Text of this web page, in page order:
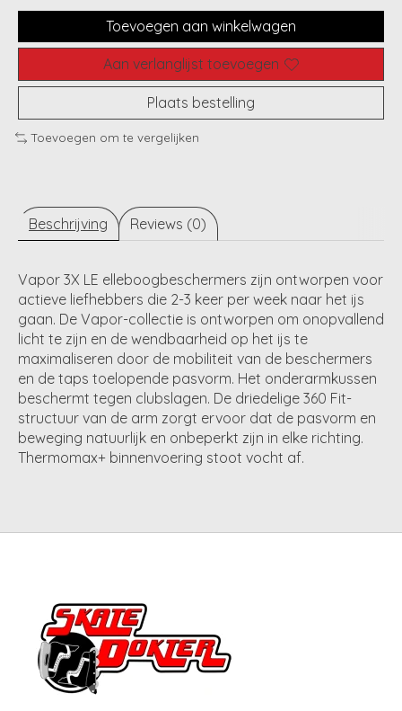
Toevoegen aan winkelwagen
Aan verlanglijst toevoegen
Plaats bestelling
Toevoegen om te vergelijken
Beschrijving Reviews (0)
Vapor 3X LE elleboogbeschermers zijn ontworpen voor
actieve liefhebbers die 2-3 keer per week naar het ijs
gaan. De Vapor-collectie is ontworpen om onopvallend
licht te zijn en de wendbaarheid op het ijs te
maximaliseren door de mobiliteit van de beschermers
en de taps toelopende pasvorm. Het onderarmkussen
beschermt tegen clubslagen. De driedelige 360 ​​Fit-
structuur van de arm zorgt ervoor dat de pasvorm en
beweging natuurlijk en onbeperkt zijn in elke richting.
Thermomax+ binnenvoering stoot vocht af.